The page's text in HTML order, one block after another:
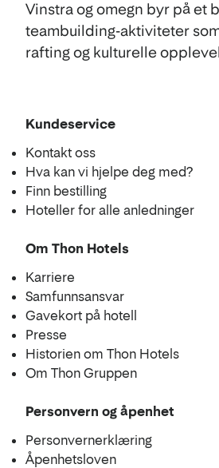
Vinstra og omegn byr på et
teambuilding-aktiviteter
rafting og kulturelle
Kundeservice
Kontakt oss
Hva kan vi hjelpe deg med?
Finn bestilling
Hoteller for alle anledninger
Om Thon Hotels
Karriere
Samfunnsansvar
Gavekort på hotell
Presse
Historien om Thon Hotels
Om Thon Gruppen
Personvern og åpenhet
Personvernerklæring
Åpenhetsloven